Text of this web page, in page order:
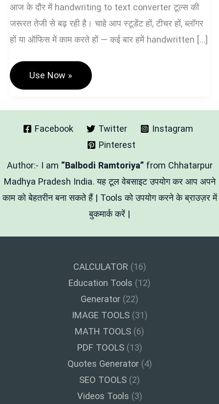
आज के दौर में handwriting to text converter टूल्स की
जरूरत तेजी से बढ़ रही है। चाहे आप स्टूडेंट हों, टीचर हों, ब्लॉगर
हों या ऑफिस में काम करते हों — कई बार हमें handwritten […]
Handwriting
Text
Online
(हिंदी
और
लिखावट
को
टेक्स्ट
बदलें)
Use Now »
Facebook Twitter
Instagram
Pinterest
Author:- I am “Balbodi Ramtoriya” from Chhatarpur
Madhya Pradesh India. यह टूल वेबसाइट उपयोग कर आप अपने
काम को बेहतरीन बना सकते हैं | Tools को उपयोग करने के ब्राउज़र में
बुकमार्क करें |
CALCULATOR (16)
Education Tools (12)
Generator (22)
IMAGE TOOLS(31)
MATH TOOLS (6)
PDF TOOLS(13)
Quotes Generator(4)
SEO TOOLS (2)
Videos Tools (3)